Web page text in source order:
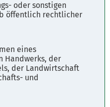
oder sonstigen
öffentlich rechtlicher
eines
Handwerks, der
der Landwirtschaft
und